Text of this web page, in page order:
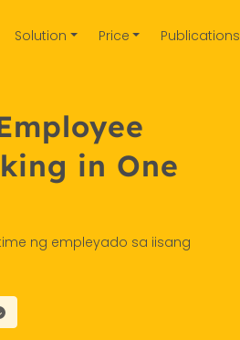
Solution Price Publications
in One
ng empleyado sa iisang